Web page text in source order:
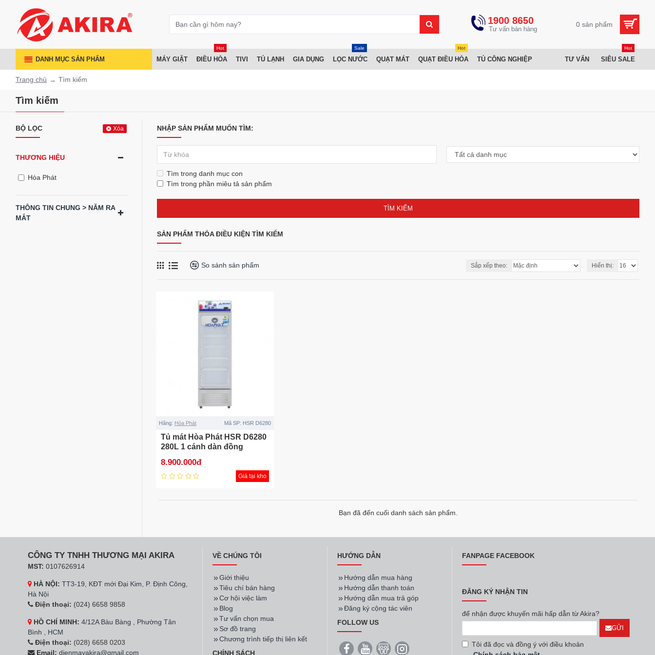
1900 8650 0 sản phẩm
DANH MỤC SẢN PHẨM MÁY GIẶT ĐIỀU HÒA
Hot
TIVI TỦ LẠNH GIA DỤNG LỌC NƯỚC
Sale
QUẠT MÁT QUẠT ĐIỀU HÒA
Hot
TỦ CÔNG NGHIỆP TƯ VẤN SIÊU SALE
Hot
Trang chủ Tìm kiếm
Tìm kiếm
BỘ LỌC Xóa
THƯƠNG HIỆU
Hòa Phát
THÔNG TIN CHUNG > NĂM RA
MẮT
NHẬP SẢN PHẨM MUỐN TÌM:
Tìm trong danh mục con
Tìm trong phần miêu tả sản phẩm
TÌM KIẾM
SẢN PHẨM THỎA ĐIỀU KIỆN TÌM KIẾM
So sánh sản phẩm Sắp xếp theo: Hiển thị:
Hãng: Hòa Phát Mã SP: HSR D6280
Tủ mát Hòa Phát HSR D6280
280L 1 cánh dàn đồng
8.900.000đ
Giá tại kho
Bạn đã đến cuối danh sách sản phẩm.
CÔNG TY TNHH THƯƠNG MẠI AKIRA
MST: 0107626914
HÀ NỘI: TT3-19, KĐT mới Đại Kim, P. Định Công,
Hà Nội
Điện thoại: (024) 6658 9858
HỒ CHÍ MINH: 4/12A Bàu Bàng , Phường Tân
Bình , HCM
Điện thoại: (028) 6658 0203
Email: dienmayakira@gmail.com
VỀ CHÚNG TÔI
Giới thiệu
Tiêu chí bán hàng
Cơ hội việc làm
Blog
Tư vấn chọn mua
Sơ đồ trang
Chương trình tiếp thị liên kết
CHÍNH SÁCH
HƯỚNG DẪN
Hướng dẫn mua hàng
Hướng dẫn thanh toán
Hướng dẫn mua trả góp
Đăng ký cộng tác viên
FOLLOW US
FANPAGE FACEBOOK
ĐĂNG KÝ NHẬN TIN
để nhận được khuyến mãi hấp dẫn từ Akira?
GỬI
Tôi đã đọc và đồng ý với điều khoản